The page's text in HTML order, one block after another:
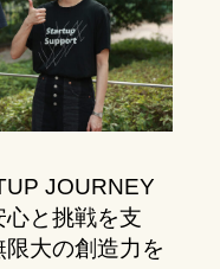
JOURNEY
と挑戦を支
大の創造力を